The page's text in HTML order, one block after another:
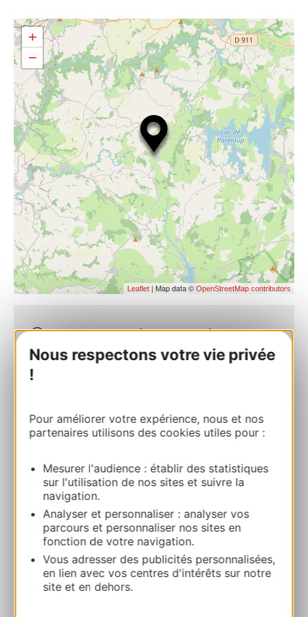
Nous respectons votre vie privée
!
Pour améliorer votre expérience, nous et nos
partenaires utilisons des cookies utiles pour :
Mesurer l'audience : établir des statistiques
sur l'utilisation de nos sites et suivre la
navigation.
Analyser et personnaliser : analyser vos
parcours et personnaliser nos sites en
fonction de votre navigation.
Vous adresser des publicités personnalisées,
en lien avec vos centres d'intérêts sur notre
site et en dehors.
+
−
Leaflet | Map data © OpenStreetMap contributors
Location de vélos de route à assistance
électrique à Arvieu
Route de la rivière 12120 ARVIEU
E-mail
Website
TOEVOEGEN
AAN NOTITIEBOEKJE